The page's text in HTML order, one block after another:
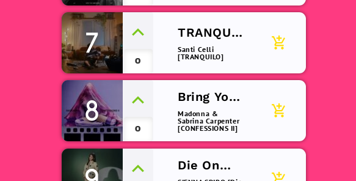
7
0
TRANQUIL
O
Santi Celli
[TRANQUILO]
add_shopping_cart
8
0
Bring Your
Love
Madonna &
Sabrina Carpenter
[CONFESSIONS II]
add_shopping_cart
Die On